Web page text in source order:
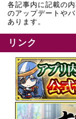
各記事内に記載の
のアップデートや
あります。
リンク